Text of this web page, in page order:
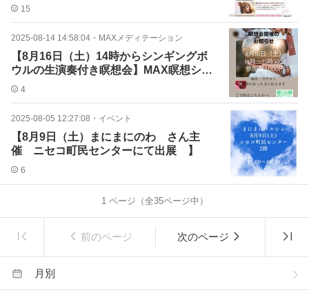
ント出ます！】
15
2025-08-14 14:58:04 ・ MAXメディテーション
【8月16日（土）14時からシンギングボ
ウルの生演奏付き瞑想会】MAX瞑想シス
テムTM
4
2025-08-05 12:27:08 ・ イベント
【8月9日（土）まにまにのわ さん主
催 ニセコ町民センターにて出展 】
6
1ページ（全35ページ中）
前のページ 次のページ
月別